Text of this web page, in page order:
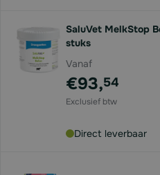
SaluVet MelkStop
stuks
Vanaf
€93,54
Direct leverbaar